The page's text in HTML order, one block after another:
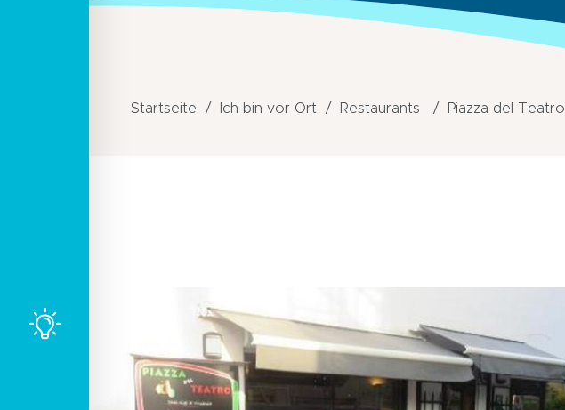
Startseite Ich bin vor Ort Restaurants Piazza del Teatro